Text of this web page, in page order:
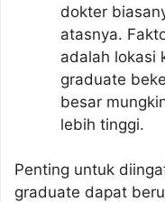
dokter
atasnya.
adalah lokasi
graduate
besar
lebih tinggi.
Penting untuk
graduate dapat